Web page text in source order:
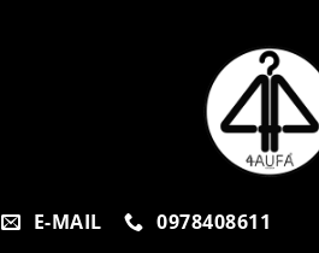
E-MAIL 0978408611